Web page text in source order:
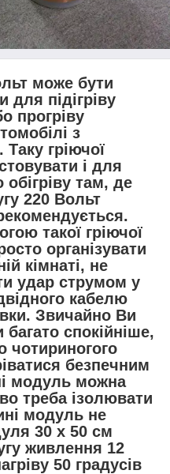
може бути
для підігріву
прогріву
з
гріючої
і для
обігріву там, де
220 Вольт
такої гріючої
організувати
кімнаті, не
удар струмом у
кабелю
Звичайно Ви
спокійніше,
чотириногого
безпечним
модуль можна
треба ізолювати
модуль не
30 х 50 см
живлення 12
50 градусів